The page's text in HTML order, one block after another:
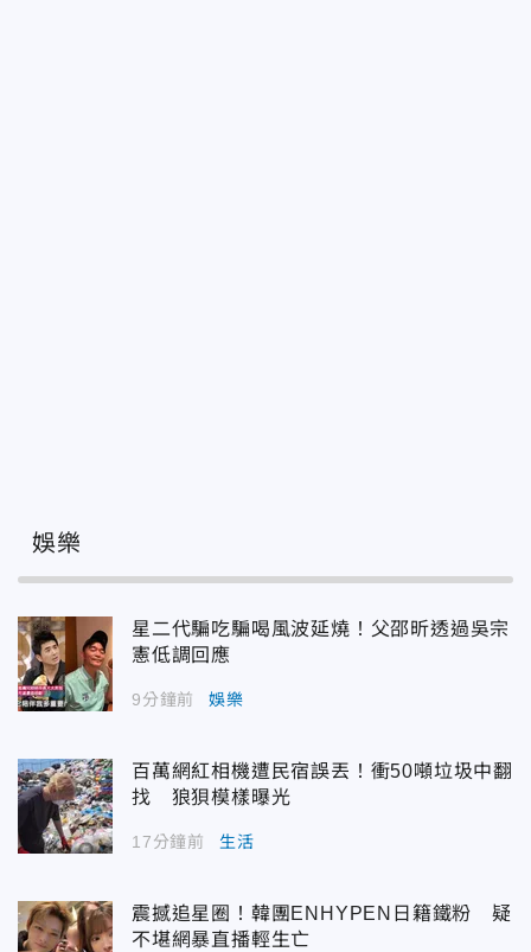
娛樂
星二代騙吃騙喝風波延燒！父邵昕透過吳宗
憲低調回應
9分鐘前 娛樂
百萬網紅相機遭民宿誤丟！衝50噸垃圾中翻
找 狼狽模樣曝光
17分鐘前 生活
震撼追星圈！韓團ENHYPEN日籍鐵粉 疑
不堪網暴直播輕生亡